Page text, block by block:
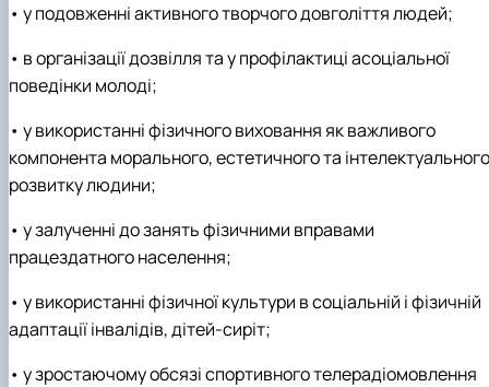
• у подовженні активного творчого довголіття людей;
• в організації дозвілля та у профілактиці асоціальної
поведінки молоді;
• у використанні фізичного виховання як важливого
компонента морального, естетичного та інтелектуального
розвитку людини;
• у залученні до занять фізичними вправами
працездатного населення;
• у використанні фізичної культури в соціальній і фізичній
адаптації інвалідів, дітей-сиріт;
• у зростаючому обсязі спортивного телерадіомовлення